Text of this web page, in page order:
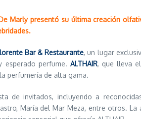
Marly presentó su última creación
Bar & Restaurante, un lugar
esperado perfume. ALTHAIR, que lleva
perfumería de alta gama.
de invitados, incluyendo a
María del Mar Meza, entre otros.